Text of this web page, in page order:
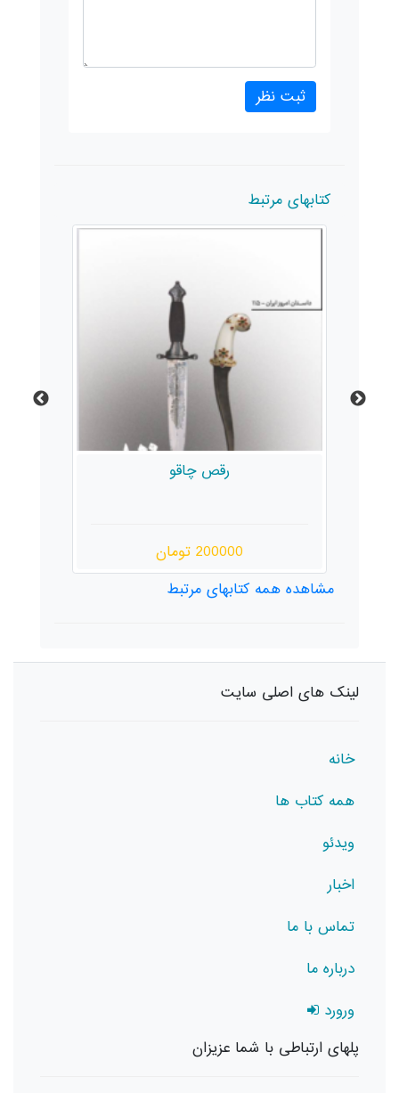
کتابهای مرتبط
رقص چاقو
200000 تومان
مشاهده همه کتابهای مرتبط
لینک های اصلی سایت
خانه
همه کتاب ها
ویدئو
اخبار
تماس با ما
درباره ما
ورورد
پلهای ارتباطی با شما عزیزان